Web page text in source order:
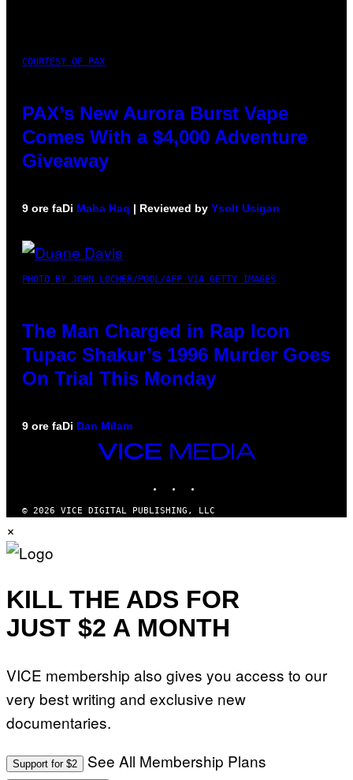
COURTESY OF PAX
PAX’s New Aurora Burst Vape
Comes With a $4,000 Adventure
Giveaway
9 ore faDi Maha Haq | Reviewed by Ysolt Usigan
PHOTO BY JOHN LOCHER/POOL/AFP VIA GETTY IMAGES
The Man Charged in Rap Icon
Tupac Shakur’s 1996 Murder Goes
On Trial This Monday
9 ore faDi Dan Milam
VICE
MEDIA
© 2026 VICE DIGITAL PUBLISHING, LLC
×
KILL THE ADS FOR
JUST $2 A MONTH
VICE membership also gives you access to our
very best writing and exclusive new
documentaries.
Support for $2 See All Membership Plans